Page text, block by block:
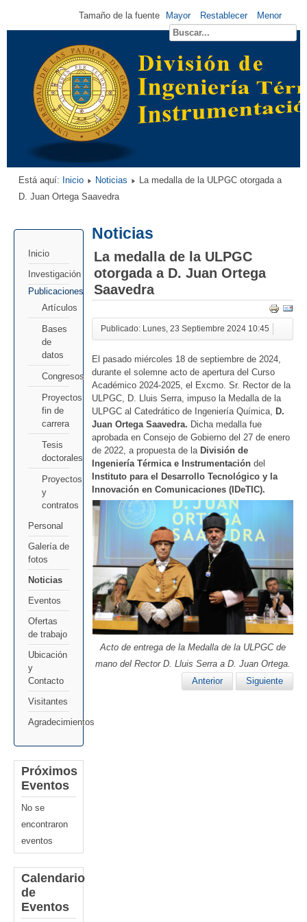
Tamaño de la fuente Mayor Restablecer Menor
Está aquí: Inicio Noticias
La medalla de la ULPGC otorgada a
D. Juan Ortega Saavedra
Inicio
Investigación
Publicaciones
Artículos
Bases
de
datos
Congresos
Proyectos
fin de
carrera
Tesis
doctorales
Proyectos
y
contratos
Personal
Galería de
fotos
Noticias
Eventos
Ofertas
de trabajo
Ubicación
y
Contacto
Visitantes
Agradecimientos
Próximos
Eventos
No se
encontraron
eventos
Calendario
de
Eventos
Noticias
La medalla de la ULPGC
otorgada a D. Juan Ortega
Saavedra
Publicado: Lunes, 23 Septiembre 2024 10:45
El pasado miércoles 18 de septiembre de 2024,
durante el solemne acto de apertura del Curso
Académico 2024-2025, el Excmo. Sr. Rector de la
ULPGC, D. Lluis Serra, impuso la Medalla de la
ULPGC al Catedrático de Ingeniería Química,
D.
Juan Ortega Saavedra. Dicha medalla fue
aprobada en Consejo de Gobierno del 27 de enero
de 2022, a propuesta de la División de
Ingeniería Térmica e Instrumentación del
Instituto para el Desarrollo Tecnológico y la
Innovación en Comunicaciones (IDeTIC).
Acto de entrega de la Medalla de la ULPGC de
mano del Rector D. Lluis Serra a D. Juan Ortega.
Anterior
Siguiente